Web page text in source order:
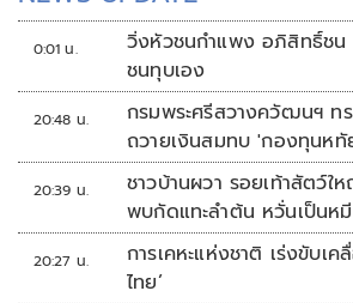
0:01 น.
วิ่งหัวชนกำแพง อภิสิทธิ์ชน 'พรรคส้ม'รอมหา
ชนทุบเอง
20:48 น.
กรมพระศรีสวางควัฒนฯ ท
ถวายเงินสมทบ 'กองทุนห
20:39 น.
ชาวบ้านผวา รอยเท้าสัตว์ใ
พบกัดแทะลำต้น หวั่นเป็นหมี
20:27 น.
การเคหะแห่งชาติ เร่งขับเค
ไทย’